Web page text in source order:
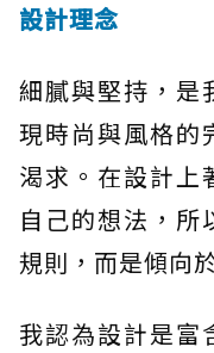
設計理念
細膩與堅持，是
現時尚與風格的
渴求。在設計上
自己的想法，所
規則，而是傾向
我認為設計是富